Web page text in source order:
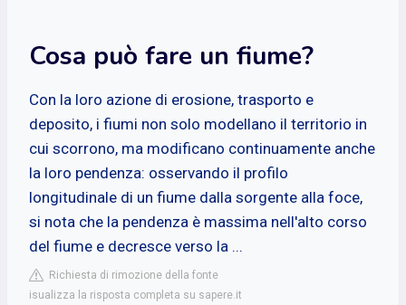
Cosa può fare un fiume?
Con la loro azione di erosione, trasporto e
deposito, i fiumi non solo modellano il territorio in
cui scorrono, ma modificano continuamente anche
la loro pendenza: osservando il profilo
longitudinale di un fiume dalla sorgente alla foce,
si nota che la pendenza è massima nell'alto corso
del fiume e decresce verso la ...
Richiesta di rimozione della fonte
isualizza la risposta completa su sapere.it